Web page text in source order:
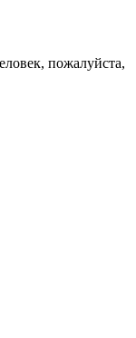
пожалуйста,